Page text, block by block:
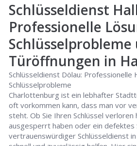
Schlüsseldienst
Professionelle
Schlüsselprobleme
Türöffnungen in
Schlüsseldienst Dölau: Professionelle
Schlüsselprobleme
Charlottenburg ist ein lebhafter
oft vorkommen kann, dass man vor
steht. Ob Sie Ihren Schlüssel verloren
ausgesperrt haben oder ein defektes
vertrauenswürdiger Schlüsseldienst in